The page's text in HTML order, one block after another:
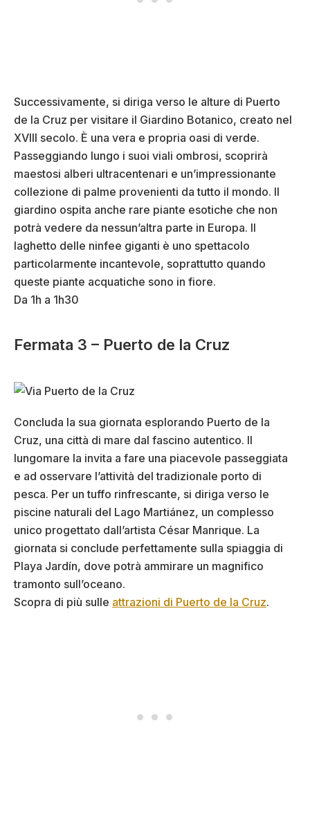
Successivamente, si diriga verso le alture di Puerto
de la Cruz per visitare il Giardino Botanico, creato nel
XVIII secolo. È una vera e propria oasi di verde.
Passeggiando lungo i suoi viali ombrosi, scoprirà
maestosi alberi ultracentenari e un’impressionante
collezione di palme provenienti da tutto il mondo. Il
giardino ospita anche rare piante esotiche che non
potrà vedere da nessun’altra parte in Europa. Il
laghetto delle ninfee giganti è uno spettacolo
particolarmente incantevole, soprattutto quando
queste piante acquatiche sono in fiore.
Da 1h a 1h30
Fermata 3 – Puerto de la Cruz
Concluda la sua giornata esplorando Puerto de la
Cruz, una città di mare dal fascino autentico. Il
lungomare la invita a fare una piacevole passeggiata
e ad osservare l’attività del tradizionale porto di
pesca. Per un tuffo rinfrescante, si diriga verso le
piscine naturali del Lago Martiánez, un complesso
unico progettato dall’artista César Manrique. La
giornata si conclude perfettamente sulla spiaggia di
Playa Jardín, dove potrà ammirare un magnifico
tramonto sull’oceano.
Scopra di più sulle attrazioni di Puerto de la Cruz.